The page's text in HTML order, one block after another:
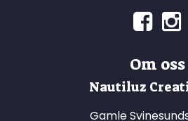
Om oss
Nautiluz
Gamle